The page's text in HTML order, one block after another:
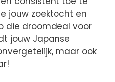
jouw zoektocht en
die droomdeal voor
jouw Japanse
maar ook